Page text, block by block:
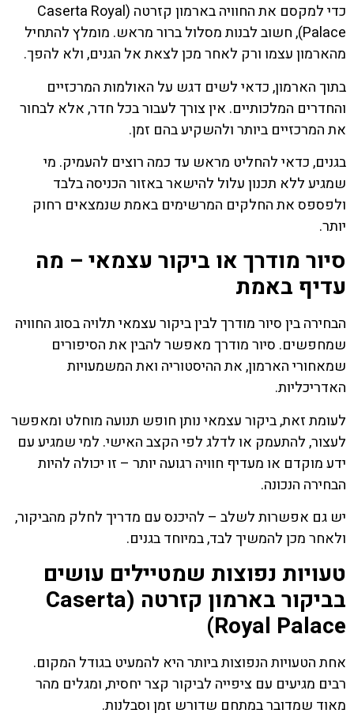
כדי למקסם את החוויה בארמון קזרטה (Caserta Royal
Palace), חשוב לבנות מסלול ברור מראש. מומלץ להתחיל
מהארמון עצמו ורק לאחר מכן לצאת אל הגנים, ולא להפך.
בתוך הארמון, כדאי לשים דגש על האולמות המרכזיים
והחדרים המלכותיים. אין צורך לעבור בכל חדר, אלא לבחור
את המרכזיים ביותר ולהשקיע בהם זמן.
בגנים, כדאי להחליט מראש עד כמה רוצים להעמיק. מי
שמגיע ללא תכנון עלול להישאר באזור הכניסה בלבד
ולפספס את החלקים המרשימים באמת שנמצאים רחוק
יותר.
סיור מודרך או ביקור עצמאי – מה
עדיף באמת
הבחירה בין סיור מודרך לבין ביקור עצמאי תלויה בסוג החוויה
שמחפשים. סיור מודרך מאפשר להבין את הסיפורים
שמאחורי הארמון, את ההיסטוריה ואת המשמעויות
האדריכליות.
לעומת זאת, ביקור עצמאי נותן חופש תנועה מוחלט ומאפשר
לעצור, להתעמק או לדלג לפי הקצב האישי. למי שמגיע עם
ידע מוקדם או מעדיף חוויה רגועה יותר – זו יכולה להיות
הבחירה הנכונה.
יש גם אפשרות לשלב – להיכנס עם מדריך לחלק מהביקור,
ולאחר מכן להמשיך לבד, במיוחד בגנים.
טעויות נפוצות שמטיילים עושים
בביקור בארמון קזרטה (Caserta
Royal Palace)
אחת הטעויות הנפוצות ביותר היא להמעיט בגודל המקום.
רבים מגיעים עם ציפייה לביקור קצר יחסית, ומגלים מהר
מאוד שמדובר במתחם שדורש זמן וסבלנות.